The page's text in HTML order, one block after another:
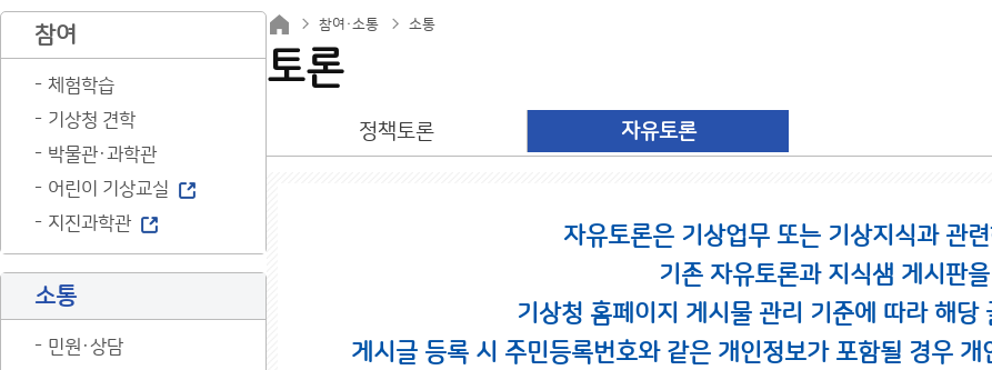
참여
체험학습
기상청 견학
박물관·과학관
어린이 기상교실
지진과학관
소통
민원·상담
참여·소통 소통
토론
정책토론 자유토론
자유토론은 기상업무 또는 기상지식과 관
기존 자유토론과 지식샘 게시판
기상청 홈페이지 게시물 관리 기준에 따라 해
게시글 등록 시 주민등록번호와 같은 개인정보가 포함될 경우